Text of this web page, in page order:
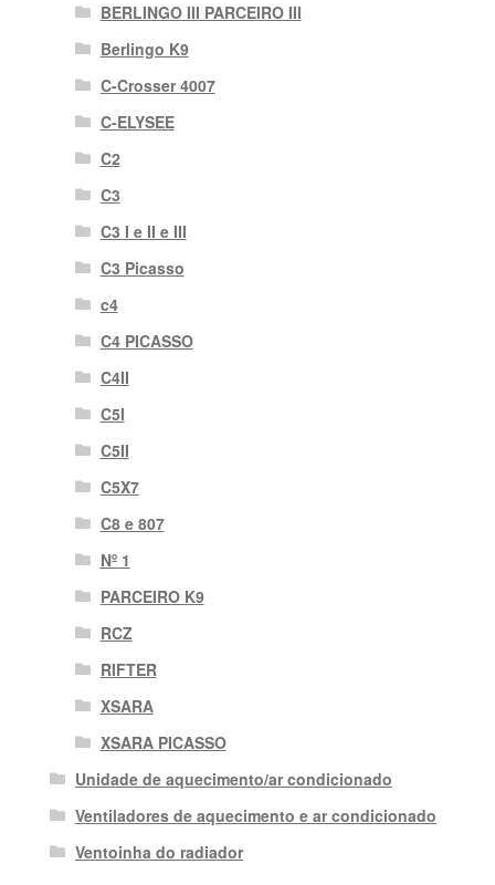
BERLINGO III PARCEIRO III
Berlingo K9
C-Crosser 4007
C-ELYSEE
C2
C3
C3 I e II e III
C3 Picasso
c4
C4 PICASSO
C4II
C5I
C5II
C5X7
C8 e 807
Nº 1
PARCEIRO K9
RCZ
RIFTER
XSARA
XSARA PICASSO
Unidade de aquecimento/ar condicionado
Ventiladores de aquecimento e ar condicionado
Ventoinha do radiador